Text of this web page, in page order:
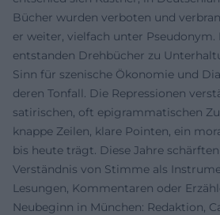
Bücher wurden verboten und
er weiter, vielfach unter Pseudonym.
entstanden Drehbücher zu
Sinn für szenische Ökonomie und
deren Tonfall. Die Repressionen
satirischen, oft epigrammatischen
knappe Zeilen, klare Pointen, ein
bis heute trägt. Diese Jahre
Verständnis von Stimme als
Lesungen, Kommentaren oder
Neubeginn in München: Redaktion,